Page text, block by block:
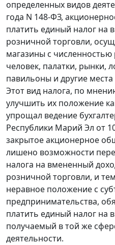
определенных видов
года N 148-ФЗ,
платить единый налог на
розничной торговли,
магазины с
человек, палатки, рынки,
павильоны и другие
Этот вид налога, по
улучшить их положение
упрощал ведение
Республики Марий Эл от
закрытое акционерное
лишено возможности
налога на вмененный
розничной торговли, и
неравное положение с
предпринимательства,
платить единый налог на
получаемый в той же
деятельности.